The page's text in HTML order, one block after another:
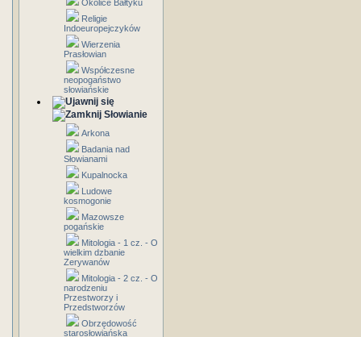
Okolice Bałtyku
Religie
Indoeuropejczyków
Wierzenia
Prasłowian
Współczesne
neopogaństwo
słowiańskie
Słowianie
Arkona
Badania nad
Słowianami
Kupalnocka
Ludowe
kosmogonie
Mazowsze
pogańskie
Mitologia - 1 cz. - O
wielkim dzbanie
Zerywanów
Mitologia - 2 cz. - O
narodzeniu
Przestworzy i
Przedstworzów
Obrzędowość
starosłowiańska